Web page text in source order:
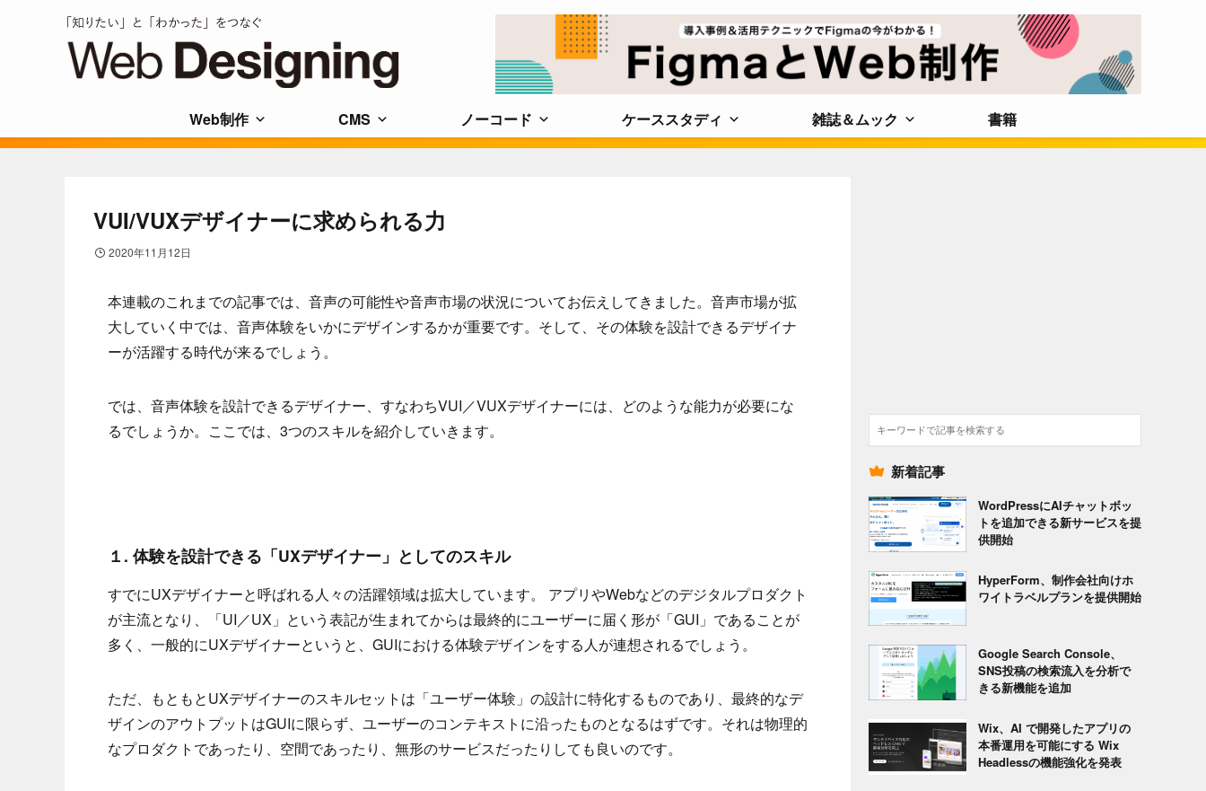
Web制作 CMS ノーコード ケーススタディ 雑誌＆ムック 書籍
VUI/VUXデザイナーに求められる力
2020年11月12日
本連載のこれまでの記事では、音声の可能性や音声市場の状況についてお伝えしてきました。音声市場が拡
大していく中では、音声体験をいかにデザインするかが重要です。そして、その体験を設計できるデザイナ
ーが活躍する時代が来るでしょう。
では、音声体験を設計できるデザイナー、すなわちVUI／VUXデザイナーには、どのような能力が必要にな
るでしょうか。ここでは、3つのスキルを紹介していきます。
１. 体験を設計できる「UXデザイナー」としてのスキル
すでにUXデザイナーと呼ばれる人々の活躍領域は拡大しています。 アプリやWebなどのデジタルプロダクト
が主流となり、「UI／UX」という表記が生まれてからは最終的にユーザーに届く形が「GUI」であることが
多く、一般的にUXデザイナーというと、GUIにおける体験デザインをする人が連想されるでしょう。
ただ、もともとUXデザイナーのスキルセットは「ユーザー体験」の設計に特化するものであり、最終的なデ
ザインのアウトプットはGUIに限らず、ユーザーのコンテキストに沿ったものとなるはずです。それは物理的
なプロダクトであったり、空間であったり、無形のサービスだったりしても良いのです。
検
索
新着記事
WordPressにAIチャットボッ
トを追加できる新サービスを提
供開始
HyperForm、制作会社向けホ
ワイトラベルプランを提供開始
Google Search Console、
SNS投稿の検索流入を分析で
きる新機能を追加
Wix、AI で開発したアプリの
本番運用を可能にする Wix
Headlessの機能強化を発表